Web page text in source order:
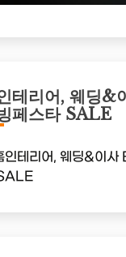
테리어, 웨딩&
페스타 SALE